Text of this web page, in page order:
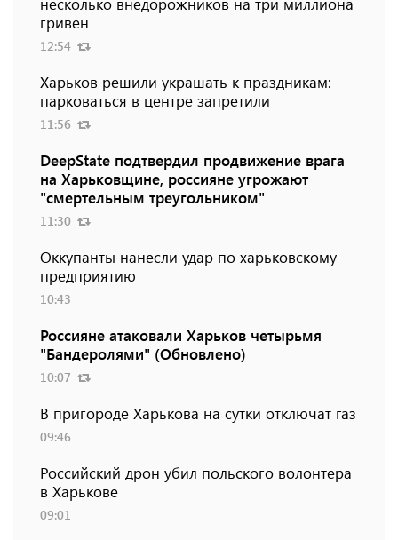
гривен
12:54
Харьков решили украшать к праздникам:
парковаться в центре запретили
11:56
DeepState подтвердил продвижение врага
на Харьковщине, россияне угрожают
"смертельным треугольником"
11:30
Оккупанты нанесли удар по харьковскому
предприятию
10:43
Россияне атаковали Харьков четырьмя
"Бандеролями" (Обновлено)
10:07
В пригороде Харькова на сутки отключат газ
09:46
Российский дрон убил польского волонтера
в Харькове
09:01